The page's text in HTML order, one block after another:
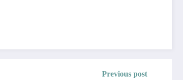
Previous post